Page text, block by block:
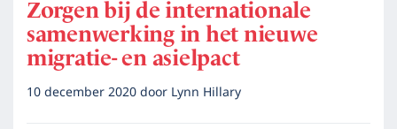
Zorgen bij de internationale
samenwerking in het nieuwe
migratie- en asielpact
10 december 2020door Lynn Hillary